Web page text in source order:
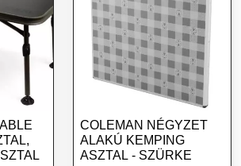
COLEMAN NÉGYZET
ALAKÚ KEMPING
ASZTAL - SZÜRKE